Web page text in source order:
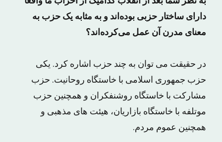
دارای ساختار حزبی بوده‌اند و به مثابه یک حزب به
معنای مدرن آن عمل می‌کرده‌اند؟
در حقیقت می توان به چند حزب اشاره کرد. یکی
حزب جمهوری اسلامی با خاستگاه روحانیت. حزب
مشارکت با خاستگاه روشنفکران و همچنین حزب
موتلفه با خاستگاه بازاریان، هیئت های مذهبی و
همچنین عموم مردم.